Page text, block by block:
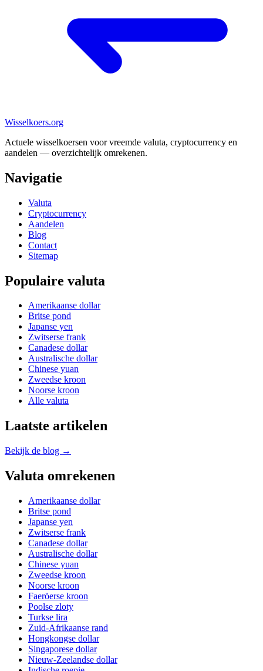
Wisselkoers.org
Actuele wisselkoersen voor vreemde valuta, cryptocurrency en
aandelen — overzichtelijk omrekenen.
Navigatie
Valuta
Cryptocurrency
Aandelen
Blog
Contact
Sitemap
Populaire valuta
Amerikaanse dollar
Britse pond
Japanse yen
Zwitserse frank
Canadese dollar
Australische dollar
Chinese yuan
Zweedse kroon
Noorse kroon
Alle valuta
Laatste artikelen
Bekijk de blog →
Valuta omrekenen
Amerikaanse dollar
Britse pond
Japanse yen
Zwitserse frank
Canadese dollar
Australische dollar
Chinese yuan
Zweedse kroon
Noorse kroon
Faeröerse kroon
Poolse zloty
Turkse lira
Zuid-Afrikaanse rand
Hongkongse dollar
Singaporese dollar
Nieuw-Zeelandse dollar